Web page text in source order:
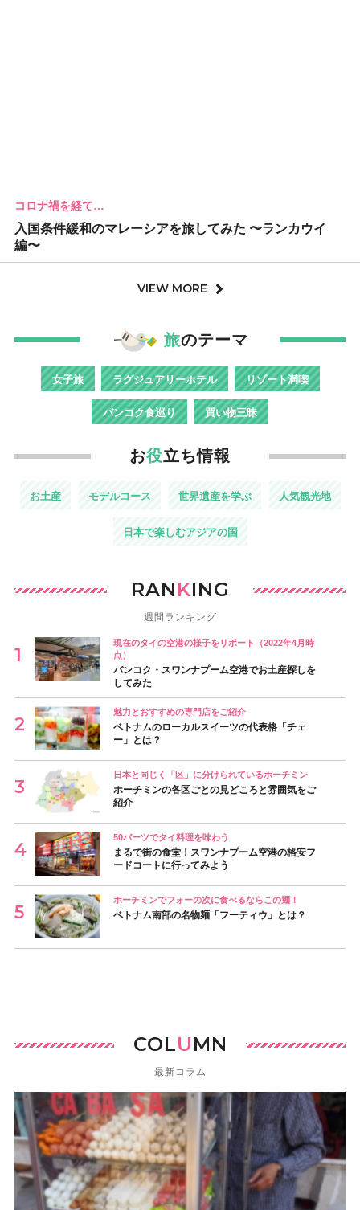
コロナ禍を経て…
入国条件緩和のマレーシアを旅してみた 〜ランカウイ
編〜
VIEW MORE
旅のテーマ
女子旅 ラグジュアリーホテル リゾート満喫
バンコク食巡り 買い物三昧
お役立ち情報
お土産 モデルコース 世界遺産を学ぶ 人気観光地
日本で楽しむアジアの国
RANKING
週間ランキング
現在のタイの空港の様子をリポート（2022年4月時
点）
バンコク・スワンナプーム空港でお土産探しを
してみた
魅力とおすすめの専門店をご紹介
ベトナムのローカルスイーツの代表格「チェ
ー」とは？
日本と同じく「区」に分けられているホーチミン
ホーチミンの各区ごとの見どころと雰囲気をご
紹介
50バーツでタイ料理を味わう
まるで街の食堂！スワンナプーム空港の格安フ
ードコートに行ってみよう
ホーチミンでフォーの次に食べるならこの麺！
ベトナム南部の名物麺「フーティウ」とは？
COLUMN
最新コラム